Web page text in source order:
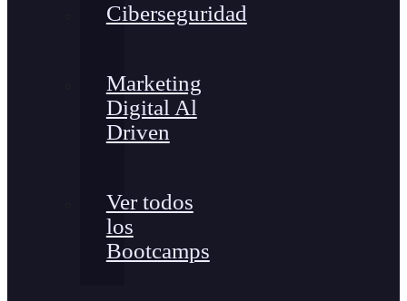
Ciberseguridad
Marketing
Digital Al
Driven
Ver todos
los
Bootcamps